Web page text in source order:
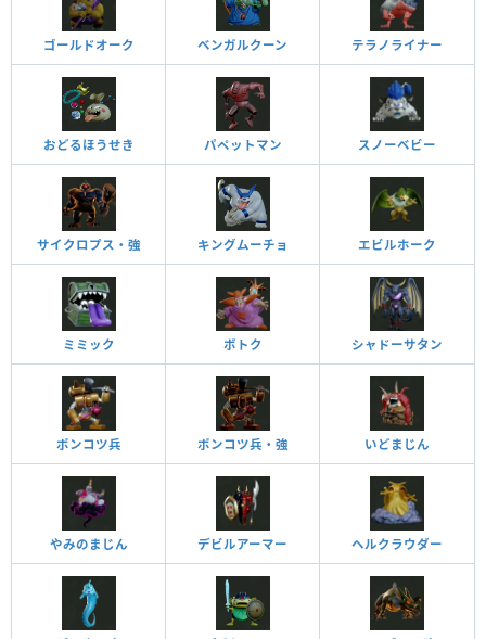
ゴールドオーク ベンガルクーン テラノライナー
おどるほうせき パペットマン スノーベビー
サイクロプス・強 キングムーチョ エビルホーク
ミミック ボトク シャドーサタン
ポンコツ兵 ポンコツ兵・強 いどまじん
やみのまじん デビルアーマー ヘルクラウダー